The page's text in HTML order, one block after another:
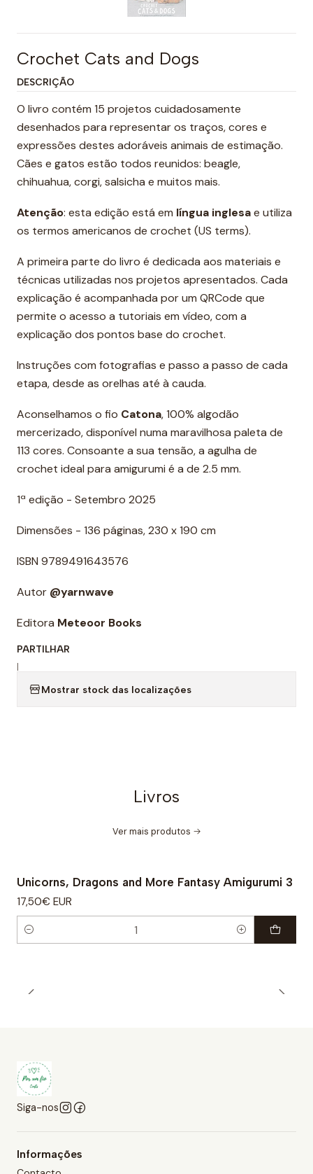
Crochet Cats and Dogs
DESCRIÇÃO
O livro contém 15 projetos cuidadosamente
desenhados para representar os traços, cores e
expressões destes adoráveis animais de estimação.
Cães e gatos estão todos reunidos: beagle,
chihuahua, corgi, salsicha e muitos mais.
Atenção: esta edição está em língua inglesae utiliza
os termos americanos de crochet (US terms).
A primeira parte do livro é dedicada aos materiais e
técnicas utilizadas nos projetos apresentados. Cada
explicação é acompanhada por um QRCode que
permite o acesso a tutoriais em vídeo, com a
explicação dos pontos base do crochet.
Instruções com fotografias e passo a passo de cada
etapa, desde as orelhas até à cauda.
Aconselhamos o fio Catona, 100% algodão
mercerizado, disponível numa maravilhosa paleta de
113 cores. Consoante a sua tensão, a agulha de
crochet ideal para amigurumi é a de 2.5 mm.
1ª edição - Setembro 2025
Dimensões - 136 páginas, 230 x 190 cm
ISBN 9789491643576
Autor @yarnwave
Editora Meteoor Books
PARTILHAR
|
Mostrar stock das localizações
Livros
Ver mais produtos
Unicorns, Dragons and More Fantasy Amigurumi 3
17,50€ EUR
Quantidade
Siga-nos
Informações